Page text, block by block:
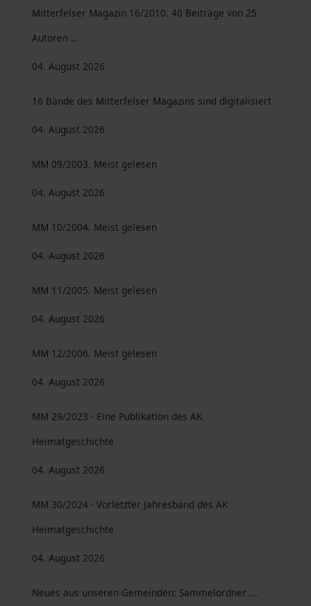
Mitterfelser Magazin 16/2010. 40 Beiträge von 25
Autoren …
04. August 2026
16 Bände des Mitterfelser Magazins sind digitalisiert
04. August 2026
MM 09/2003. Meist gelesen
04. August 2026
MM 10/2004. Meist gelesen
04. August 2026
MM 11/2005. Meist gelesen
04. August 2026
MM 12/2006. Meist gelesen
04. August 2026
MM 29/2023 - Eine Publikation des AK
Heimatgeschichte
04. August 2026
MM 30/2024 - Vorletzter Jahresband des AK
Heimatgeschichte
04. August 2026
Neues aus unseren Gemeinden: Sammelordner ...